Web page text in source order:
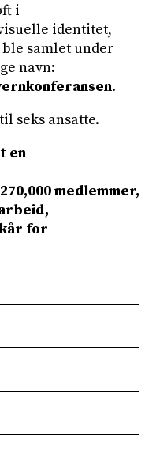
i
identitet,
samlet under
navn:
.
seks ansatte.
en
medlemmer,
for